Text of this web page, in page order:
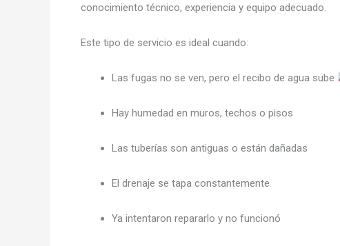
conocimiento técnico, experiencia y equipo adecuado.
Este tipo de servicio es ideal cuando:
Las fugas no se ven, pero el recibo de agua sube
Hay humedad en muros, techos o pisos
Las tuberías son antiguas o están dañadas
El drenaje se tapa constantemente
Ya intentaron repararlo y no funcionó